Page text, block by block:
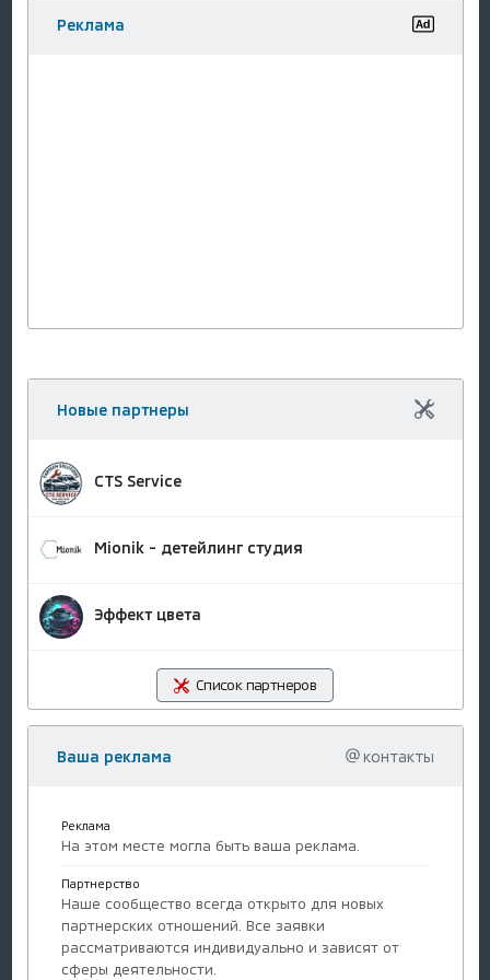
Новые партнеры
CTS Service
Mionik - детейлинг студия
Эффект цвета
Список партнеров
Ваша реклама контакты
Реклама
На этом месте могла быть ваша реклама.
Партнерство
Наше сообщество всегда открыто для новых
партнерских отношений. Все заявки
рассматриваются индивидуально и зависят от
сферы деятельности.
Реклама